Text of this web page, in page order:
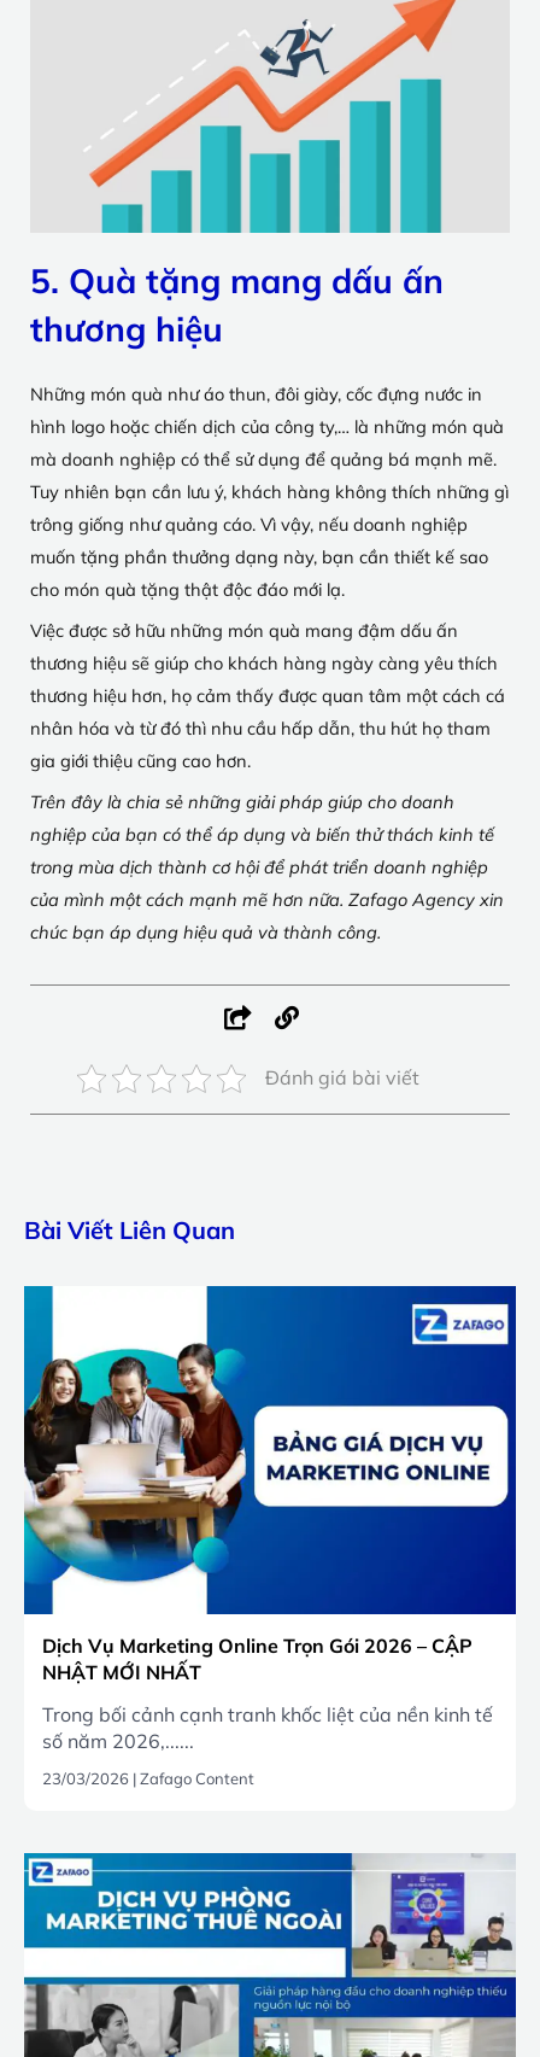
5. Quà tặng mang dấu ấn
thương hiệu
Những món quà như áo thun, đôi giày, cốc đựng nước in
hình logo hoặc chiến dịch của công ty,… là những món quà
mà doanh nghiệp có thể sử dụng để quảng bá mạnh mẽ.
Tuy nhiên bạn cần lưu ý, khách hàng không thích những gì
trông giống như quảng cáo. Vì vậy, nếu doanh nghiệp
muốn tặng phần thưởng dạng này, bạn cần thiết kế sao
cho món quà tặng thật độc đáo mới lạ.
Việc được sở hữu những món quà mang đậm dấu ấn
thương hiệu sẽ giúp cho khách hàng ngày càng yêu thích
thương hiệu hơn, họ cảm thấy được quan tâm một cách cá
nhân hóa và từ đó thì nhu cầu hấp dẫn, thu hút họ tham
gia giới thiệu cũng cao hơn.
Trên đây là chia sẻ những giải pháp giúp cho doanh
nghiệp của bạn có thể áp dụng và biến thử thách kinh tế
trong mùa dịch thành cơ hội để phát triển doanh nghiệp
của mình một cách mạnh mẽ hơn nữa. Zafago Agency xin
chúc bạn áp dụng hiệu quả và thành công.
Đánh giá bài viết
Bài Viết Liên Quan
Dịch Vụ Marketing Online Trọn Gói 2026 – CẬP
NHẬT MỚI NHẤT
Trong bối cảnh cạnh tranh khốc liệt của nền kinh tế
số năm 2026,......
23/03/2026 |Zafago Content